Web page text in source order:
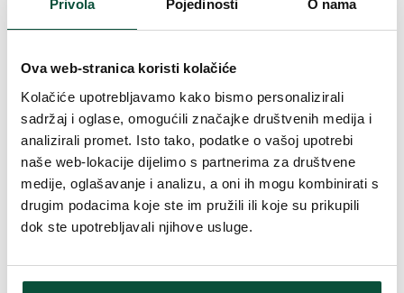
Privola Pojedinosti O nama
Ova web-stranica koristi kolačiće
Kolačiće upotrebljavamo kako bismo personalizirali
sadržaj i oglase, omogućili značajke društvenih medija i
analizirali promet. Isto tako, podatke o vašoj upotrebi
naše web-lokacije dijelimo s partnerima za društvene
medije, oglašavanje i analizu, a oni ih mogu kombinirati s
drugim podacima koje ste im pružili ili koje su prikupili
dok ste upotrebljavali njihove usluge.
Pogodno za sve vrste božićnih ukrasa
čvrsta željezna konstrukcija
Vrijeme isporuke 4 dana
Ukupan broj grančica 3655
Visina (sa postoljem) 180 cm
Broj 3D grančica 3655